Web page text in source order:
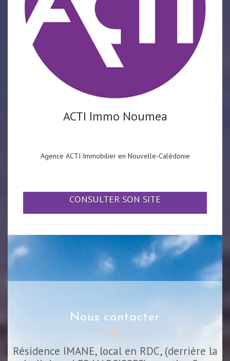
ACTI Immo Noumea
Agence ACTI Immobilier en Nouvelle-Calédonie
CONSULTER SON SITE
nous contacter
Résidence IMANE, local en RDC, (derrière la